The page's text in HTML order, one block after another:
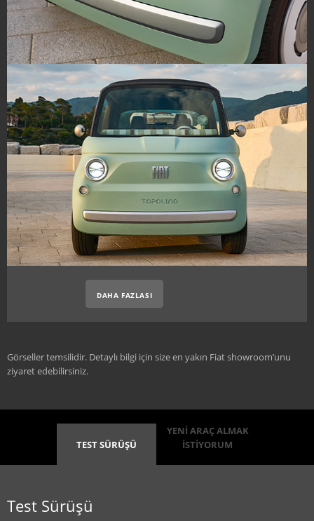
DAHA FAZLASI
Görseller temsilidir. Detaylı bilgi için size en yakın Fiat showroom’unu
ziyaret edebilirsiniz.
TEST SÜRÜŞÜ
YENİ ARAÇ ALMAK
İSTİYORUM
Test Sürüşü